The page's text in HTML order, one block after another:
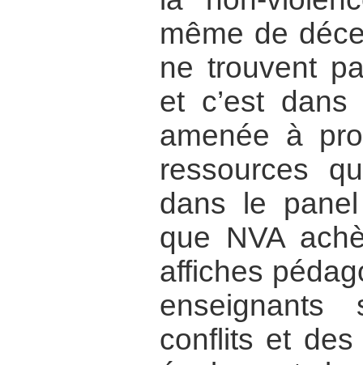
même de
ne trouvent
et c’est
amenée à
ressources
dans le
que NVA
affiches
conflits et des